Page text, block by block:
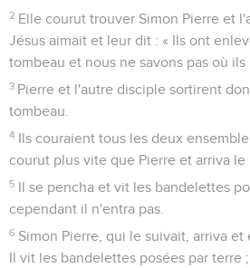
2 Elle courut trouver Simon Pierre et
Jésus aimait et leur dit : « Ils ont
tombeau et nous ne savons pas où ils
3 Pierre et l'autre disciple sortirent
tombeau.
4 Ils couraient tous les deux
courut plus vite que Pierre et arriva le
5 Il se pencha et vit les bandelettes
cependant il n'entra pas.
6 Simon Pierre, qui le suivait, arriva et
Il vit les bandelettes posées par terre ;